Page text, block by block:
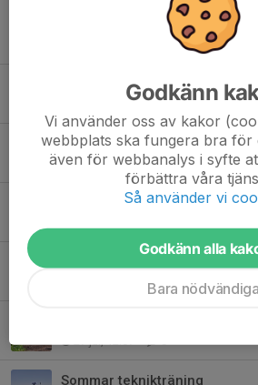
SportsCamp 2026 - vilka
Igår, 15:00 1
Träningsupptakt HT 2026
7 aug, 22:28 1
Resultat från terräng-KM
Sommar teknikträning
Godkänn
Vi använder oss av kakor
webbplats ska fungera bra för
även för webbanalys i syfte
förbättra våra
Så använder vi
Godkänn alla
Bara nödvändiga